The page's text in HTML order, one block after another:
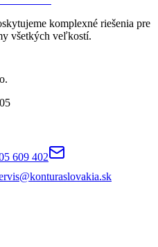
komplexné riešenia pre
všetkých veľkostí.
609 402